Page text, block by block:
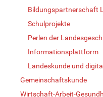
Bildungspartnerschaft
Schulprojekte
Perlen der
Informationsplattform
Landeskunde und
Gemeinschaftskunde
Wirtschaft-Arbeit-